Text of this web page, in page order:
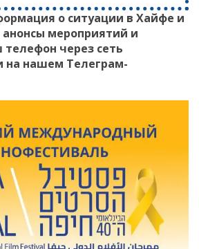
о ситуации в Хайфе и
мероприятий и
телефон через сеть
на нашем Телеграм-